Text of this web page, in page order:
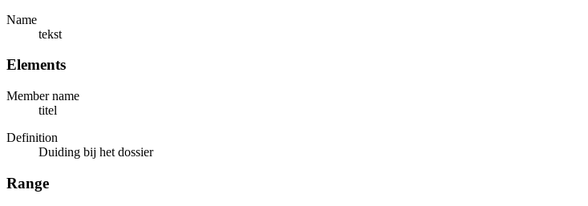
Name
tekst
Elements
Member name
titel
Definition
Duiding bij het dossier
Range